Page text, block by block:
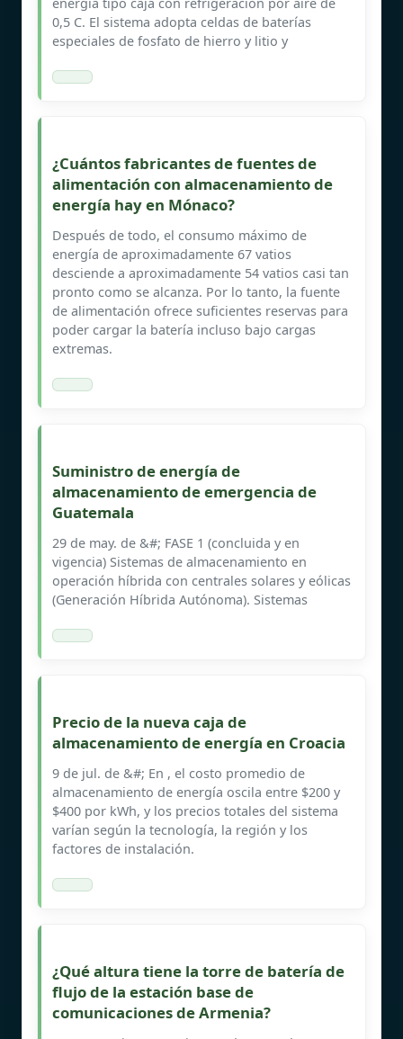
0,5 C. El sistema adopta celdas de baterías
especiales de fosfato de hierro y litio y
¿Cuántos fabricantes de fuentes de
alimentación con almacenamiento de
energía hay en Mónaco?
Después de todo, el consumo máximo de
energía de aproximadamente 67 vatios
desciende a aproximadamente 54 vatios casi tan
pronto como se alcanza. Por lo tanto, la fuente
de alimentación ofrece suficientes reservas para
poder cargar la batería incluso bajo cargas
extremas.
Suministro de energía de
almacenamiento de emergencia de
Guatemala
29 de may. de &#; FASE 1 (concluida y en
vigencia) Sistemas de almacenamiento en
operación híbrida con centrales solares y eólicas
(Generación Híbrida Autónoma). Sistemas
Precio de la nueva caja de
almacenamiento de energía en Croacia
9 de jul. de &#; En , el costo promedio de
almacenamiento de energía oscila entre $200 y
$400 por kWh, y los precios totales del sistema
varían según la tecnología, la región y los
factores de instalación.
¿Qué altura tiene la torre de batería de
flujo de la estación base de
comunicaciones de Armenia?